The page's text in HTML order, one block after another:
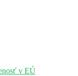
v EÚ